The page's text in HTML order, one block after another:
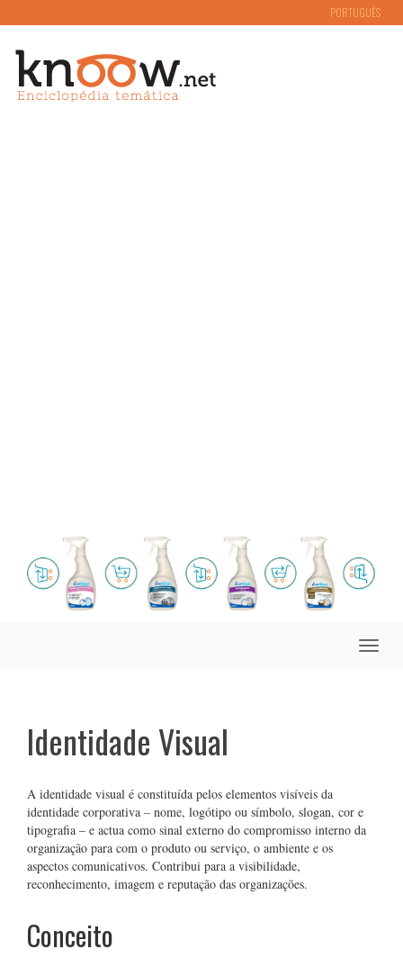
PORTUGUÊS
Toggle
Identidade Visual
A identidade visual é constituída pelos elementos visíveis da
identidade corporativa – nome, logótipo ou símbolo, slogan, cor e
tipografia – e actua como sinal externo do compromisso interno da
organização para com o produto ou serviço, o ambiente e os
aspectos comunicativos. Contribui para a visibilidade,
reconhecimento, imagem e reputação das organizações.
Conceito